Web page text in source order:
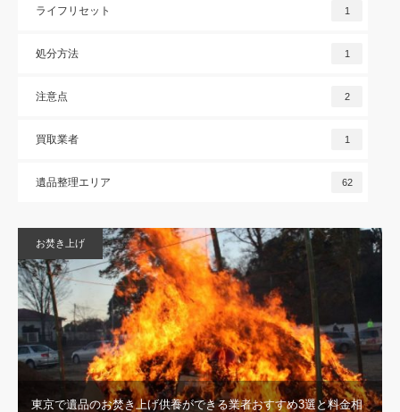
ライフリセット 1
処分方法 1
注意点 2
買取業者 1
遺品整理エリア 62
お焚き上げ
東京で遺品のお焚き上げ供養ができる業者おすすめ3選と料金相